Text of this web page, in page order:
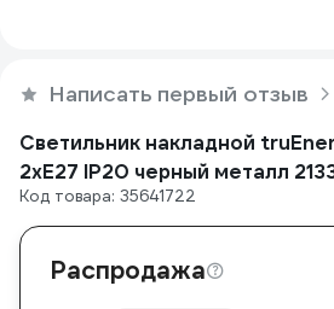
Написать первый отзыв
Светильник накладной
2xE27 IP20 черный металл
Код товара: 35641722
Распродажа